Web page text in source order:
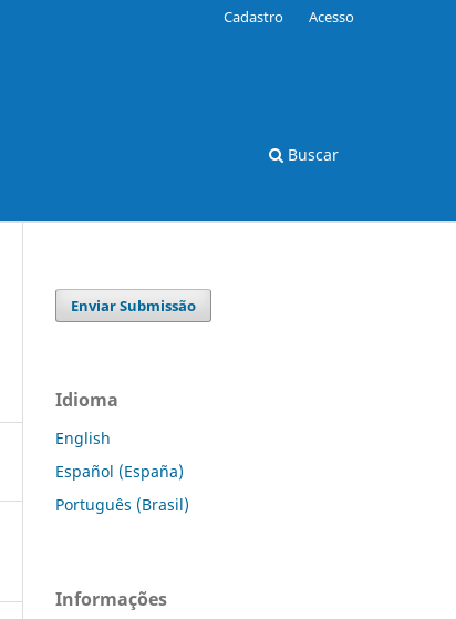
Buscar
Cadastro Acesso
Enviar Submissão
Idioma
English
Español (España)
Português (Brasil)
Informações